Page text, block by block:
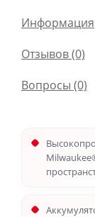
Информация
Отзывов (0)
Вопросы (0)